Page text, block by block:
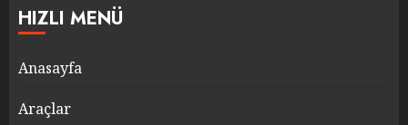
HIZLI MENÜ
Anasayfa
Araçlar